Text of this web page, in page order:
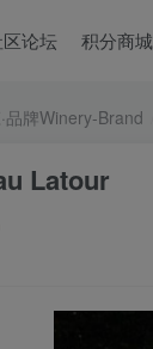
论坛 积分商城
品牌Winery-Brand
Latour